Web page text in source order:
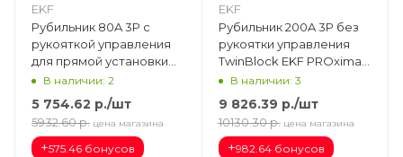
EKF
Рубильник 80A 3P c
рукояткой управления
для прямой установки
TwinBlock EKF PROxima
В наличии: 2
5 754.62 р./шт
5932.60 р. цена магазина
+575.46 бонусов
EKF
Рубильник 200A 3P без
рукоятки управления
TwinBlock EKF PROxima
tb-s-200-3p
В наличии: 3
9 826.39 р./шт
10130.30 р. цена магазина
+982.64 бонусов